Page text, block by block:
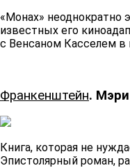
«Монах» неоднократно
известных его
с Венсаном Касселем в
Франкенштейн.
Книга, которая не
Эпистолярный роман,